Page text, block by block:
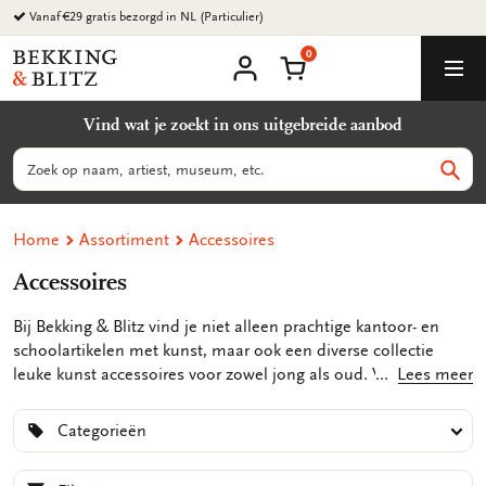
Ga
naar
content
Vanaf €29 gratis bezorgd in NL (Particulier)
Bekking
&
B.V.
account
Winkelmand
0
Vind wat je zoekt in ons uitgebreide aanbod
Zoeken
Home Assortiment Accessoires
Accessoires
Bij Bekking & Blitz vind je niet alleen prachtige kantoor- en
schoolartikelen met kunst, maar ook een diverse collectie
leuke kunst accessoires voor zowel jong als oud. Van stijlvolle
mondkapjes tot trendy paraplu's en handige
reisspiegels. Deze zijn niet alleen praktisch en functioneel,
maar kunnen ook een unieke touch aan jouw look geven.
Lees meer
Categorieën